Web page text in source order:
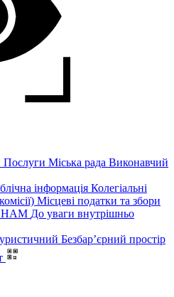
Послуги Міська рада Виконавчий
інформація Колегіальні
Місцеві податки та збори
До уваги внутрішньо
Безбар’єрний простір